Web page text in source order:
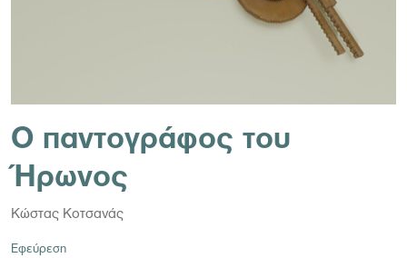
Ο παντογράφος του
Ήρωνος
Κώστας Κοτσανάς
Εφεύρεση